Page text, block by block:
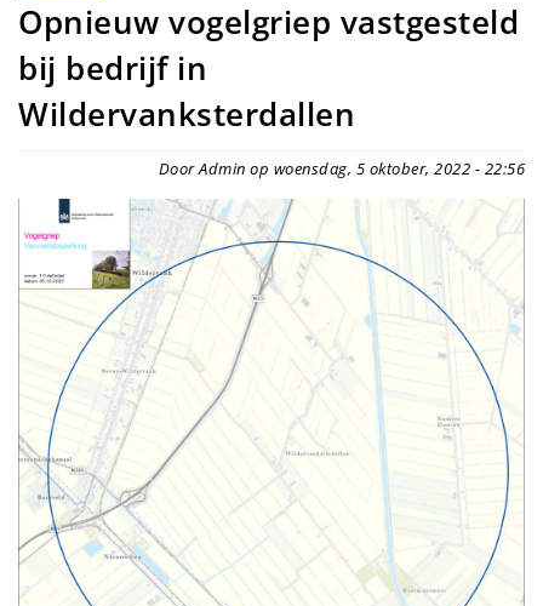
Opnieuw vogelgriep vastgesteld
bij bedrijf in
Wildervanksterdallen
Door Admin op woensdag, 5 oktober, 2022 - 22:56